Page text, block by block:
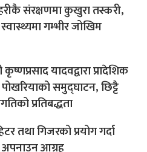
संरक्षणमा कुखुरा तस्करी,
गम्भीर जोखिम
कृष्णप्रसाद यादवद्वारा प्रादेशिक
समुद्घाटन, छिट्टै
प्रतिबद्धता
तथा गिजरको प्रयोग गर्दा
अपनाउन आग्रह